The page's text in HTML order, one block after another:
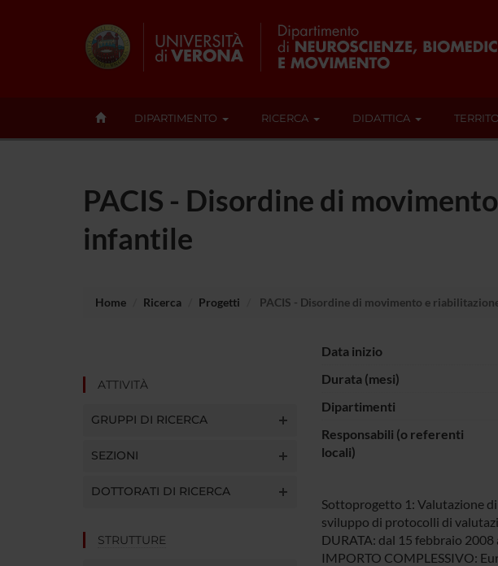
DIPARTIMENTO RICERCA DIDATTICA
PACIS - Disordine di
infantile
Home Ricerca Progetti PACIS - Disordine di movimento e
ATTIVITÀ
GRUPPI DI RICERCA
SEZIONI
DOTTORATI DI RICERCA
STRUTTURE
Data inizio
Durata (mesi)
Dipartimenti
Responsabili (o referenti
locali)
Sottoprogetto 1: Valutazione
sviluppo di protocolli di
DURATA: dal 15 febbraio
IMPORTO COMPLESSIVO: